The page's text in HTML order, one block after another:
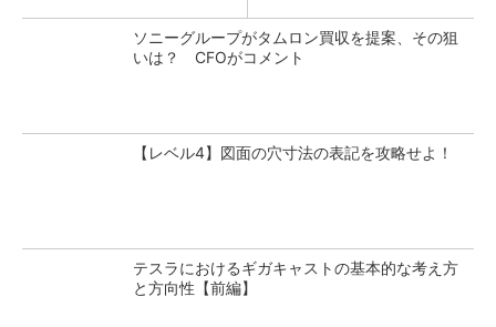
ソニーグループがタムロン買収を提案、その狙
いは？ CFOがコメント
【レベル4】図面の穴寸法の表記を攻略せよ！
テスラにおけるギガキャストの基本的な考え方
と方向性【前編】